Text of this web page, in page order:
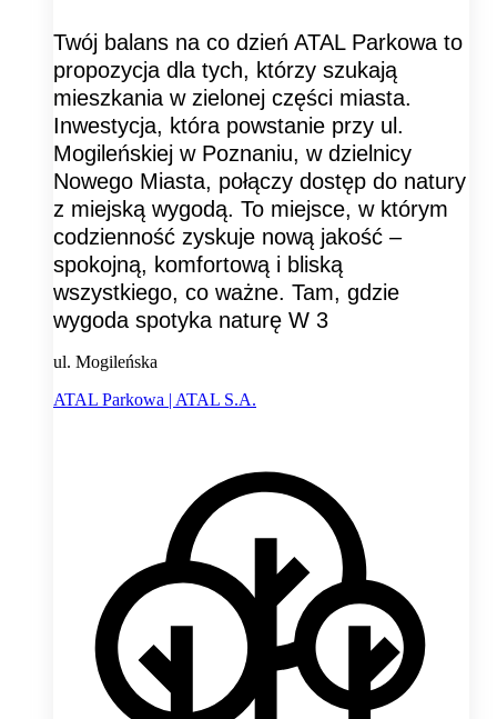
Twój balans na co dzień ATAL Parkowa to
propozycja dla tych, którzy szukają
mieszkania w zielonej części miasta.
Inwestycja, która powstanie przy ul.
Mogileńskiej w Poznaniu, w dzielnicy
Nowego Miasta, połączy dostęp do natury
z miejską wygodą. To miejsce, w którym
codzienność zyskuje nową jakość –
spokojną, komfortową i bliską
wszystkiego, co ważne. Tam, gdzie
wygoda spotyka naturę W 3
ul. Mogileńska
ATAL Parkowa | ATAL S.A.